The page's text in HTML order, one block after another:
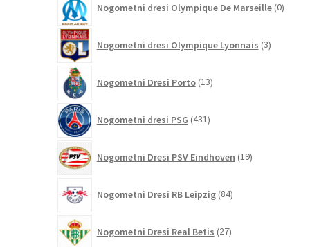
Nogometni dresi Olympique De Marseille 0
Nogometni dresi Olympique Lyonnais 3izdelki
Nogometni Dresi Porto 13izdelkov
Nogometni dresi PSG 431izdelkov
Nogometni Dresi PSV Eindhoven 19izdelkov
Nogometni Dresi RB Leipzig 84izdelkov
Nogometni Dresi Real Betis 27izdelkov